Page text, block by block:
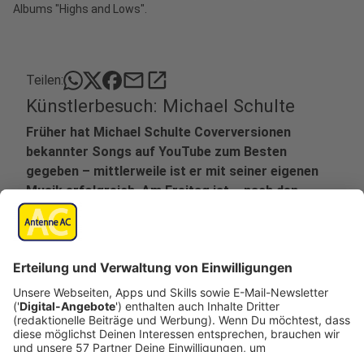
Albums "Highs and Lows".
Teilen: mailopen_in_new
Künstlerbesuch: Michael Schulte
Früher hat Michael Schulte Coverversionen
bekannter Songs auf YouTube zum Besten
gegeben – mittlerweile ist er mit seiner eigenen
Musik erfolgreich. Am Freitag ist – nach den
letzten beiden Singles "Back To The Start" und "All
I Need" - sein brandneues Album "Highs & Lows"
Anzeige